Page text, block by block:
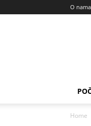
O nama
Home